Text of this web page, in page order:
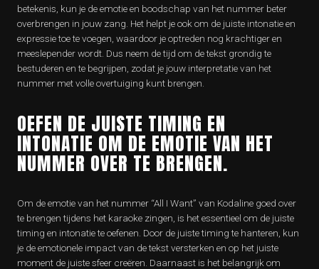
betekenis, kun je de emotie en boodschap van het nummer beter
overbrengen in jouw zang. Het helpt je ook om de juiste intonatie en
expressie toe te voegen, waardoor je optreden nog krachtiger en
meeslepender wordt. Dus neem de tijd om de tekst grondig te
bestuderen en te begrijpen, zodat je jouw interpretatie van het
nummer met volle overtuiging kunt brengen.
OEFEN DE JUISTE TIMING EN
INTONATIE OM DE EMOTIE VAN HET
NUMMER OVER TE BRENGEN.
Om de emotie van het nummer “All I Want” van Kodaline goed over
te brengen tijdens het karaoke zingen, is het essentieel om de juiste
timing en intonatie te oefenen. Door de juiste timing te hanteren, kun
je de emotionele impact van de tekst versterken en op het juiste
moment de juiste sfeer creëren. Daarnaast is het belangrijk om